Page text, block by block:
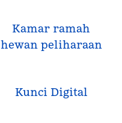
Kamar ramah
hewan peliharaan
Kunci Digital